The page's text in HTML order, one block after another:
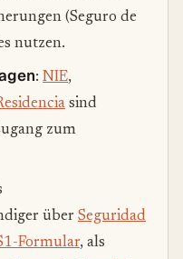
(Seguro de
nutzen.
: NIE,
sind
zum
über Seguridad
Formular, als